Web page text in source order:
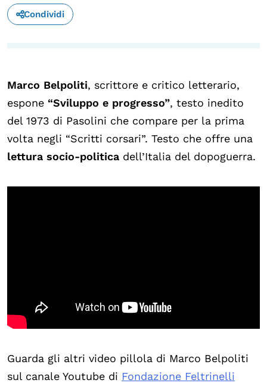
OLTRE LA SCUOLA
Under25
Classici del Pensiero Politico
Master e Executive Program
Condividi
Marco Belpoliti, scrittore e critico letterario,
espone “Sviluppo e progresso”, testo inedito
del 1973 di Pasolini che compare per la prima
volta negli “Scritti corsari”. Testo che offre una
lettura socio-politica dell’Italia del dopoguerra.
Guarda gli altri video pillola di Marco Belpoliti
sul canale Youtube di Fondazione Feltrinelli